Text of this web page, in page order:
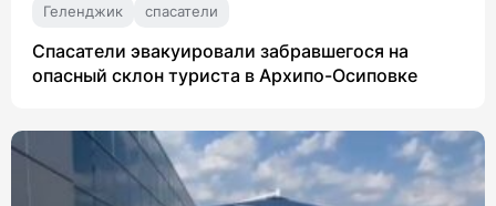
Геленджик спасатели
Спасатели эвакуировали забравшегося на
опасный склон туриста в Архипо-Осиповке